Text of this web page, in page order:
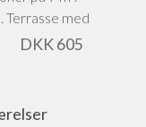
Terrasse med
DKK605